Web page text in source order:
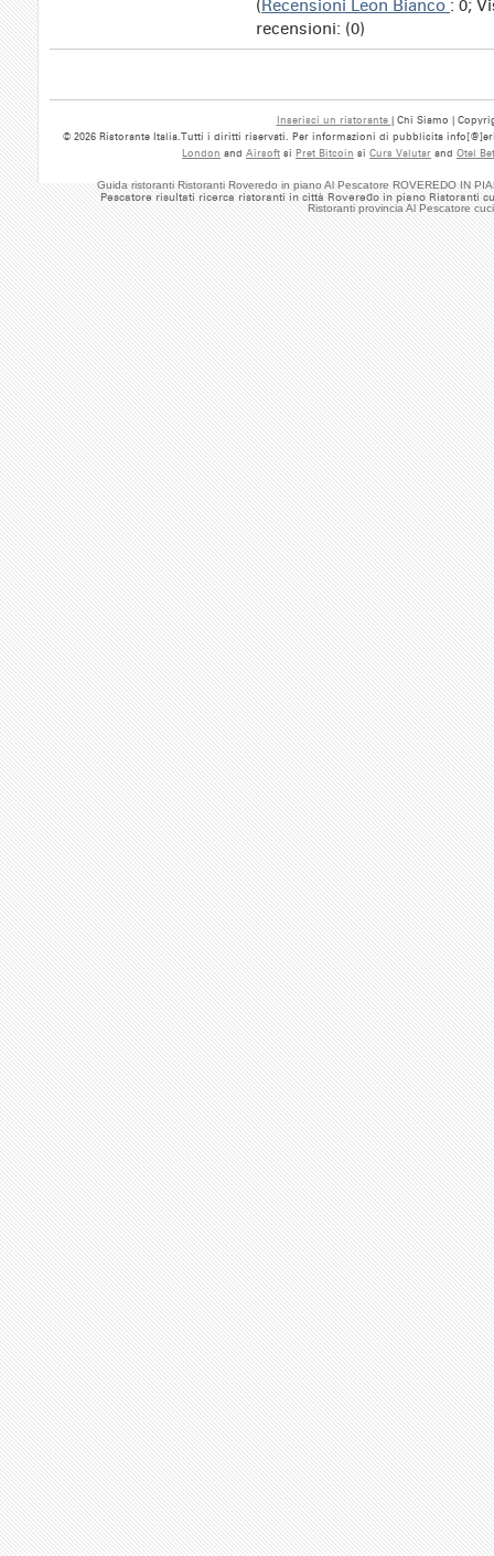
Guida ristoranti Ristoranti Roveredo in piano Al Pescatore ROVEREDO IN
Pescatore risultati ricerca ristoranti in città Roveredo in piano Ristoranti
Ristoranti provincia Al Pescatore
(Recensioni Leon Bianco : 0;
recensioni: (0)
Inserisci un ristorante | Chi Siamo |
© 2026 Ristorante Italia.Tutti i diritti riservati. Per informazioni di pubblicita
London and Airsoft si Pret Bitcoin si Curs Valutar and Otel